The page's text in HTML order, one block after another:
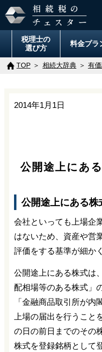
税理士の
選び方
料金プラ
TOP 相続大辞典 有
2014年1月1日
公開途上にあ
公開途上にある株
会社といっても上場企
はないため、資産や営
評価をする基準が細か
公開途上にある株式は
配相場等のある株式」
「金融商品取引所が
上場の届出を行うこと
の日の前日までのその
株式を登録銘柄として